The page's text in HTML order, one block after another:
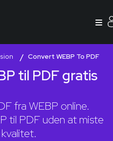
Convert WEBP To PDF
til PDF gratis
fra WEBP online.
til PDF uden at miste